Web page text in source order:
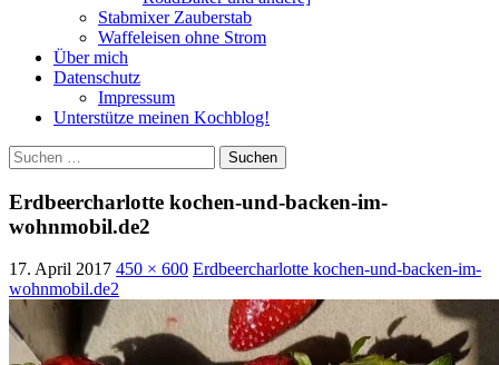
Stabmixer Zauberstab
Waffeleisen ohne Strom
Über mich
Datenschutz
Impressum
Unterstütze meinen Kochblog!
Suchen
nach:
Erdbeercharlotte kochen-und-backen-im-
wohnmobil.de2
17. April 2017 450 × 600 Erdbeercharlotte kochen-und-backen-im-
wohnmobil.de2